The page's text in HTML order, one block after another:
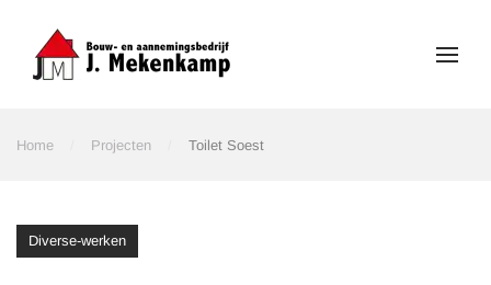
Skip to main content
Home Projecten Toilet Soest
Diverse-werken